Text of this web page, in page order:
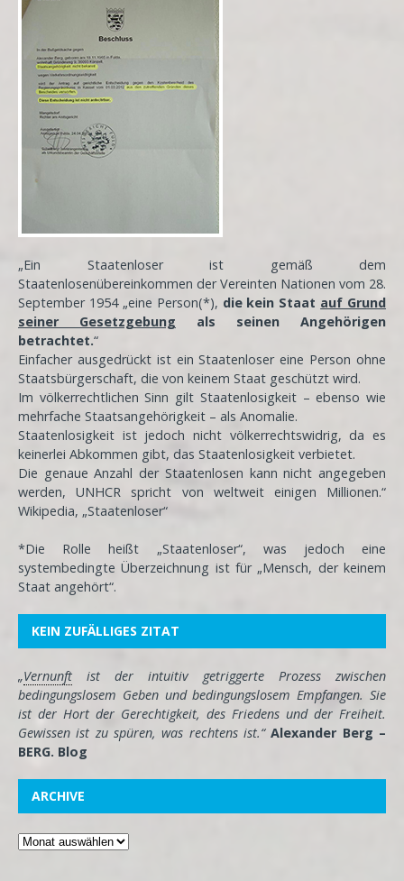
„Ein Staatenloser ist gemäß dem
Staatenlosenübereinkommen der Vereinten Nationen vom 28.
September 1954 „eine Person(*), die kein Staat auf Grund
seiner Gesetzgebung als seinen Angehörigen
betrachtet.“
Einfacher ausgedrückt ist ein Staatenloser eine Person ohne
Staatsbürgerschaft, die von keinem Staat geschützt wird.
Im völkerrechtlichen Sinn gilt Staatenlosigkeit – ebenso wie
mehrfache Staatsangehörigkeit – als Anomalie.
Staatenlosigkeit ist jedoch nicht völkerrechtswidrig, da es
keinerlei Abkommen gibt, das Staatenlosigkeit verbietet.
Die genaue Anzahl der Staatenlosen kann nicht angegeben
werden, UNHCR spricht von weltweit einigen Millionen.“
Wikipedia, „Staatenloser“
*Die Rolle heißt „Staatenloser“, was jedoch eine
systembedingte Überzeichnung ist für „Mensch, der keinem
Staat angehört“.
KEIN ZUFÄLLIGES ZITAT
„Vernunft ist der intuitiv getriggerte Prozess zwischen
bedingungslosem Geben und bedingungslosem Empfangen. Sie
ist der Hort der Gerechtigkeit, des Friedens und der Freiheit.
Gewissen ist zu spüren, was rechtens ist.“Alexander Berg –
BERG. Blog
ARCHIVE